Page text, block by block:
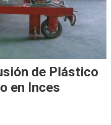
de Plástico
en Inces